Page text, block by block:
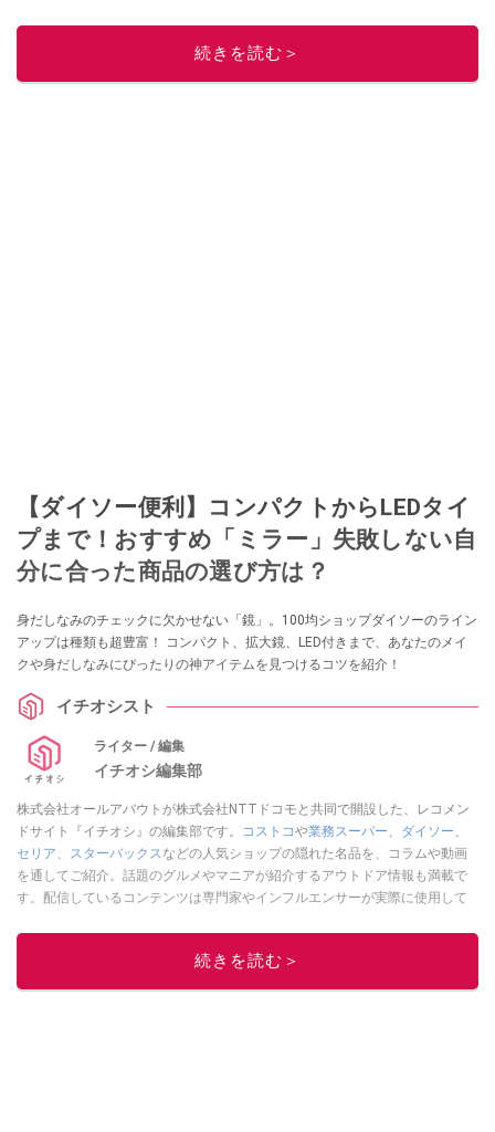
このイチオシストの他の記事を読む
続きを読む＞
【ダイソー便利】コンパクトからLEDタイ
プまで！おすすめ「ミラー」失敗しない自
分に合った商品の選び方は？
身だしなみのチェックに欠かせない「鏡」。100均ショップダイソーのライン
アップは種類も超豊富！ コンパクト、拡大鏡、LED付きまで、あなたのメイ
クや身だしなみにぴったりの神アイテムを見つけるコツを紹介！
イチオシスト
ライター / 編集
イチオシ編集部
株式会社オールアバウトが株式会社NTTドコモと共同で開設した、レコメン
ドサイト『イチオシ』の編集部です。
コストコや業務スーパー、 ダイソー、
セリア、 スターバックスなどの人気ショップの隠れた名品を、コラムや動画
を通してご紹介。話題のグルメやマニアが紹介するアウトドア情報も満載で
す。配信しているコンテンツは専門家やインフルエンサーが実際に使用して
ニュースでフォロー
続きを読む＞